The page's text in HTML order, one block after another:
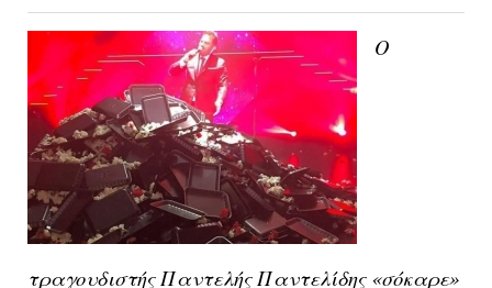
Ο
τραγουδιστής Παντελής Παντελίδης «σόκαρε»